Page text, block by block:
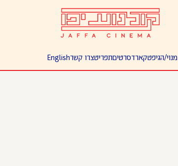
מנוי/הגיפטקארדסרטיםתפריטצרו קשרEnglish